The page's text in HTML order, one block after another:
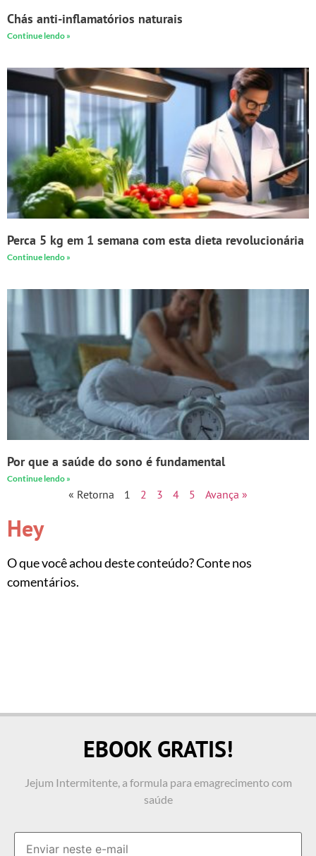
Chás anti-inflamatórios naturais
Continue lendo »
Perca 5 kg em 1 semana com esta dieta revolucionária
Continue lendo »
Por que a saúde do sono é fundamental
Continue lendo »
« Retorna 1 2 3 4 5 Avança »
Hey
O que você achou deste conteúdo? Conte nos
comentários.
EBOOK GRATIS!
Jejum Intermitente, a formula para emagrecimento com
saúde